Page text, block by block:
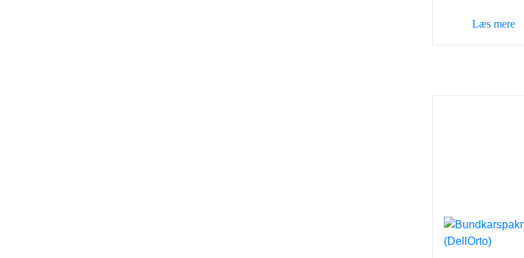
Læs mere